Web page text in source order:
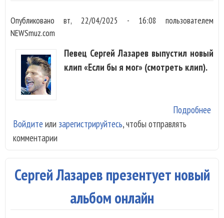
Опубликовановт, 22/04/2025 - 16:08 пользователем
NEWSmuz.com
Певец Сергей Лазарев выпустил новый
клип «Если бы я мог» (смотреть клип).
Подробнее
Войдите или зарегистрируйтесь, чтобы отправлять
комментарии
Сергей Лазарев презентует новый
альбом онлайн